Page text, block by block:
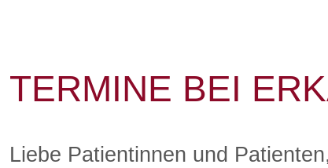
TERMINE BEI
Liebe Patientinnen und Patienten,